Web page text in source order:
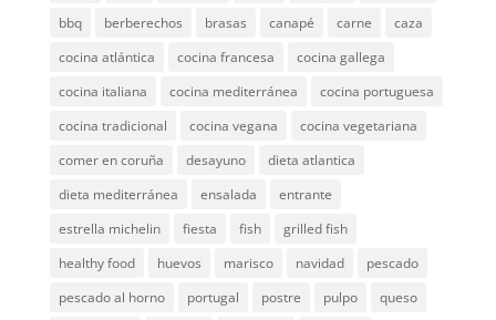
bbq
berberechos brasas canapé carne
caza
cocina atlántica
cocina francesa
cocina gallega
cocina italiana
cocina mediterránea
cocina portuguesa
cocina tradicional
cocina vegana
cocina vegetariana
comer en coruña
desayuno
dieta atlantica
dieta mediterránea
ensalada
entrante
estrella michelin
fiesta fish
grilled fish
healthy food
huevos marisco navidad
pescado
pescado al horno
portugal postre pulpo
queso